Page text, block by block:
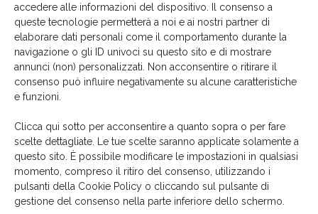
accedere alle informazioni del dispositivo. Il consenso a
queste tecnologie permetterà a noi e ai nostri partner di
elaborare dati personali come il comportamento durante la
navigazione o gli ID univoci su questo sito e di mostrare
annunci (non) personalizzati. Non acconsentire o ritirare il
consenso può influire negativamente su alcune caratteristiche
e funzioni.
Clicca qui sotto per acconsentire a quanto sopra o per fare
scelte dettagliate. Le tue scelte saranno applicate solamente a
questo sito. È possibile modificare le impostazioni in qualsiasi
momento, compreso il ritiro del consenso, utilizzando i
pulsanti della Cookie Policy o cliccando sul pulsante di
gestione del consenso nella parte inferiore dello schermo.
La biblioteca dei brand